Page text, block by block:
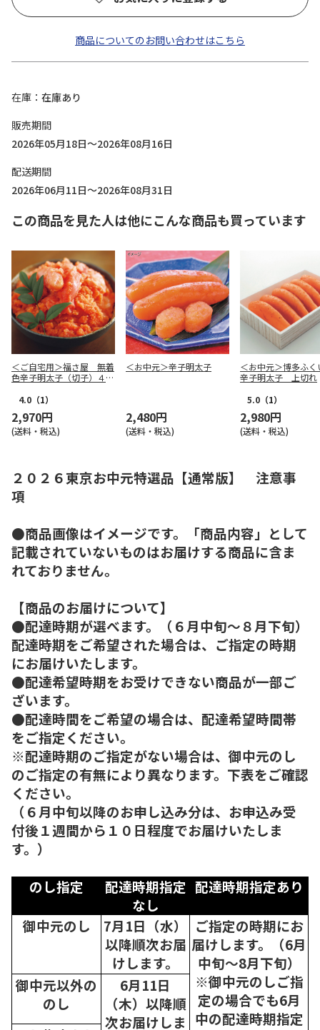
商品についてのお問い合わせはこちら
在庫
在庫あり
販売期間
2026年05月18日～2026年08月16日
配送期間
2026年06月11日～2026年08月31日
この商品を見た人は他にこんな商品も買っています
＜ご自宅用＞福さ屋 無着
色辛子明太子（切子）４５
4.0 （1）
2,970円
(送料・税込)
＜お中元＞辛子明太子
2,480円
(送料・税込)
＜お中元＞博多ふ
辛子明太子 上切れ
5.0 （1）
2,980円
(送料・税込)
２０２６東京お中元特選品【通常版】 注意事
項
●商品画像はイメージです。「商品内容」として
記載されていないものはお届けする商品に含ま
れておりません。
【商品のお届けについて】
●配達時期が選べます。（６月中旬～８月下旬）
配達時期をご希望された場合は、ご指定の時期
にお届けいたします。
●配達希望時期をお受けできない商品が一部ご
ざいます。
●配達時間をご希望の場合は、配達希望時間帯
をご指定ください。
※配達時期のご指定がない場合は、御中元のし
のご指定の有無により異なります。下表をご確認
ください。
（６月中旬以降のお申し込み分は、お申込み受
付後１週間から１０日程度でお届けいたしま
す。）
のし指定
配達時期指定
なし
配達時期指定あり
御中元のし
7月1日（水）
以降順次お届
けします。
ご指定の時期にお
届けします。（6月
中旬～8月下旬）
※御中元のしご指
定の場合でも6月
中の配達時期指定
御中元以外の
のし
6月11日
（木）以降順
次お届けしま